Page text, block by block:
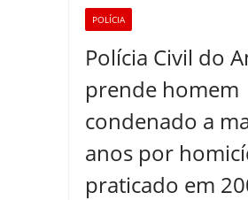
POLÍCIA
Polícia Civil do
prende homem
condenado a
anos por
praticado em